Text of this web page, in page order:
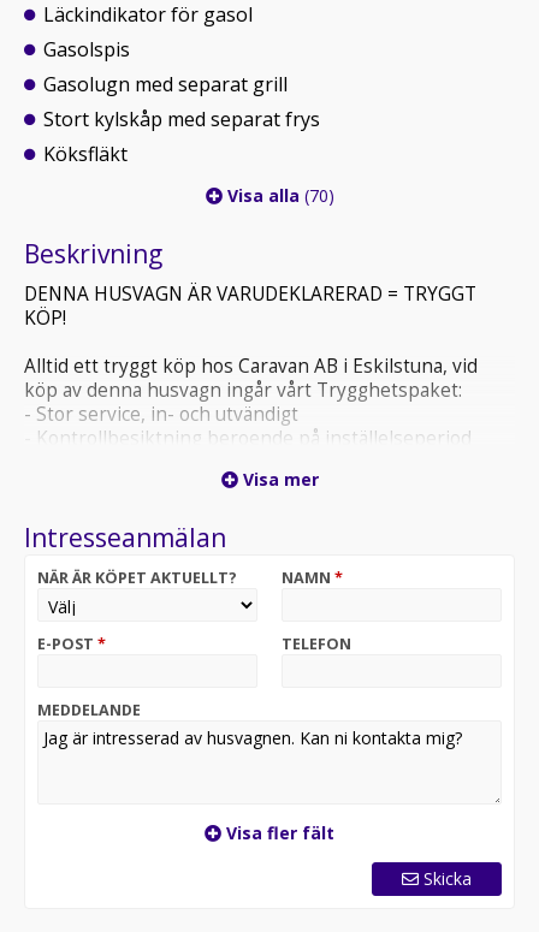
Läckindikator för gasol
Gasolspis
Gasolugn med separat grill
Stort kylskåp med separat frys
Köksfläkt
Visa alla (70)
Beskrivning
DENNA HUSVAGN ÄR VARUDEKLARERAD = TRYGGT
KÖP!
Alltid ett tryggt köp hos Caravan AB i Eskilstuna, vid
köp av denna husvagn ingår vårt Trygghetspaket:
- Stor service, in- och utvändigt
- Kontrollbesiktning beroende på inställelseperiod
- Gasoltest, provtryckning
- Invändig städning
- 3 till 6 månaders funktionsgaranti
- Förmånlig finansiering
tillbehör från butiken till ordinarie pris samt över 100
Pris, inkl. extrautrustning, från 6.816 kr i månaden med
rak amortering och förmånlig finansiering via KABE
FLER BILDER finns på vår hemsida: www.caravan.se
Tjänstevikten är angiven utan extramonterad utrustning.
Visa mer
Intresseanmälan
NÄR ÄR KÖPET AKTUELLT? NAMN *
E-POST * TELEFON
MEDDELANDE
Visa fler fält
Skicka